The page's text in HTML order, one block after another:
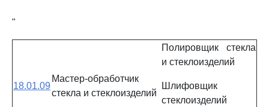
"
18.01.09
Мастер-обработчик
стекла и стеклоизделий
Полировщик стекла
и стеклоизделий
Шлифовщик
стеклоизделий